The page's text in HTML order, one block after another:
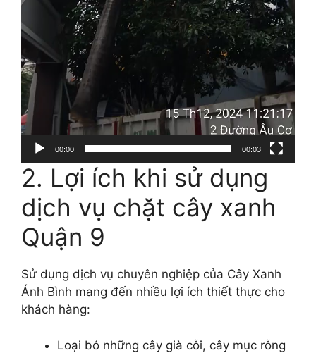
00:00 00:03
2. Lợi ích khi sử dụng
dịch vụ chặt cây xanh
Quận 9
Sử dụng dịch vụ chuyên nghiệp của Cây Xanh
Ánh Bình mang đến nhiều lợi ích thiết thực cho
khách hàng:
Loại bỏ những cây già cỗi, cây mục rỗng